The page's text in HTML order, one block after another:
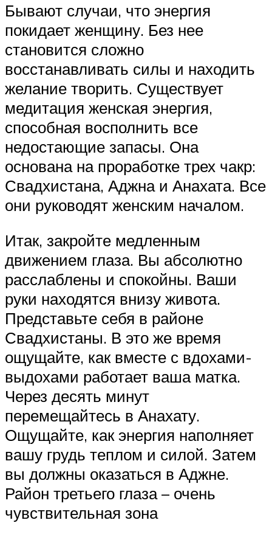
Бывают случаи, что энергия
покидает женщину. Без нее
становится сложно
восстанавливать силы и находить
желание творить. Существует
медитация женская энергия,
способная восполнить все
недостающие запасы. Она
основана на проработке трех чакр:
Свадхистана, Аджна и Анахата. Все
они руководят женским началом.
Итак, закройте медленным
движением глаза. Вы абсолютно
расслаблены и спокойны. Ваши
руки находятся внизу живота.
Представьте себя в районе
Свадхистаны. В это же время
ощущайте, как вместе с вдохами-
выдохами работает ваша матка.
Через десять минут
перемещайтесь в Анахату.
Ощущайте, как энергия наполняет
вашу грудь теплом и силой. Затем
вы должны оказаться в Аджне.
Район третьего глаза – очень
чувствительная зона